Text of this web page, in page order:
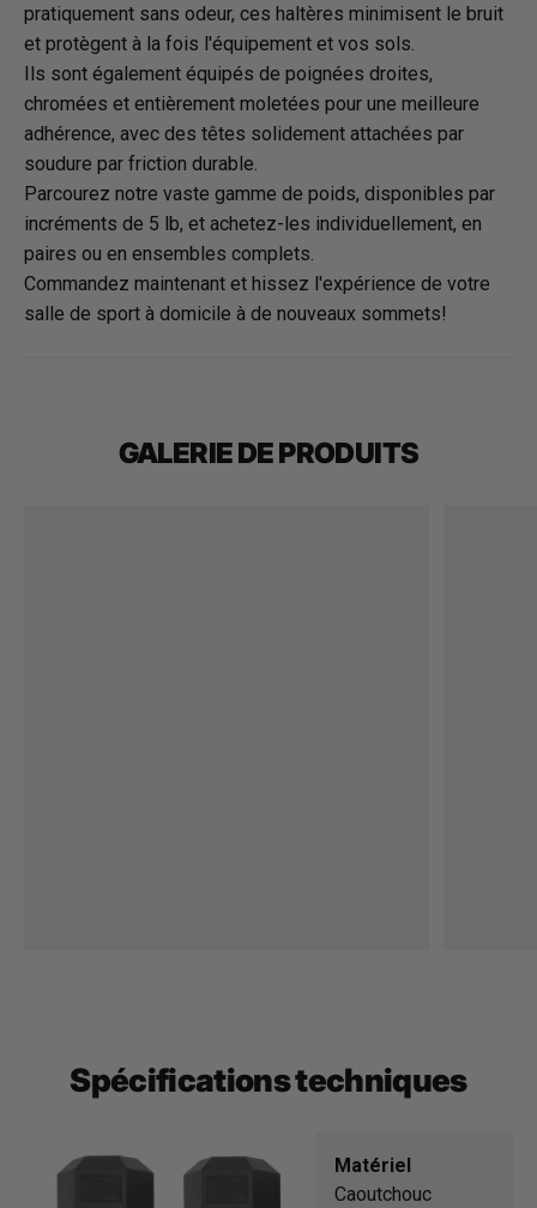
pratiquement sans odeur, ces haltères minimisent le bruit
et protègent à la fois l'équipement et vos sols.
Ils sont également équipés de poignées droites,
chromées et entièrement moletées pour une meilleure
adhérence, avec des têtes solidement attachées par
soudure par friction durable.
Parcourez notre vaste gamme de poids, disponibles par
incréments de 5 lb, et achetez-les individuellement, en
paires ou en ensembles complets.
Commandez maintenant et hissez l'expérience de votre
salle de sport à domicile à de nouveaux sommets!
GALERIE DE PRODUITS
Spécifications techniques
Matériel
Caoutchouc